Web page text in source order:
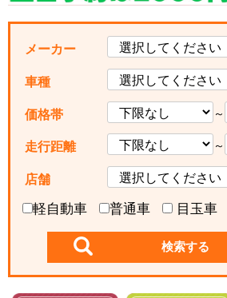
メーカー
車種
価格帯 ～
走行距離 ～
店舗
軽自動車 普通車 目玉車